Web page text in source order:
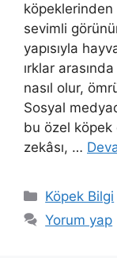
sevimli
yapısıyla
ırklar
nasıl olur,
Sosyal
bu özel köpek
zekâsı, …
Kategoriler
Köpek Bilgi
Yorum yap